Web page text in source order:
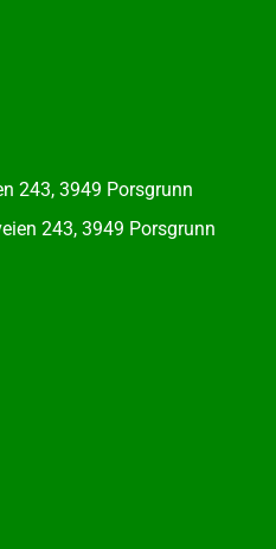
243, 3949 Porsgrunn
243, 3949 Porsgrunn